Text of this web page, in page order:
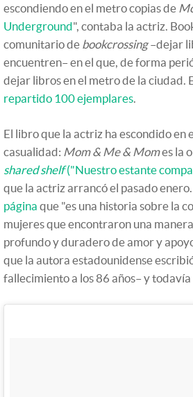
escondiendo en el metro copias de
Underground", contaba la actriz.
comunitario de bookcrossing–dejar
encuentren– en el que, de forma
dejar libros en el metro de la ciudad.
repartido 100 ejemplares.
El libro que la actriz ha escondido en
casualidad: Mom & Me & Momes la
shared shelf ("Nuestro estante
que la actriz arrancó el pasado
página que "es una historia sobre la
mujeres que encontraron una
profundo y duradero de amor y
que la autora estadounidense
fallecimiento a los 86 años– y